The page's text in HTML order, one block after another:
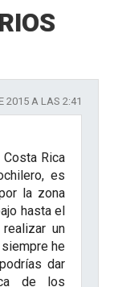
2015 A LAS 2:41
Rica
es
la zona
hasta el
un
he
dar
de los